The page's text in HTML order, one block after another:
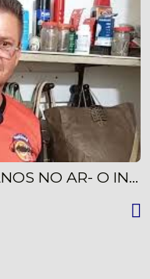
RADIO TAPEROA FM 26 ANOS NO AR- O INICIO ONDE TUDO COMEÇOU- Parte 01